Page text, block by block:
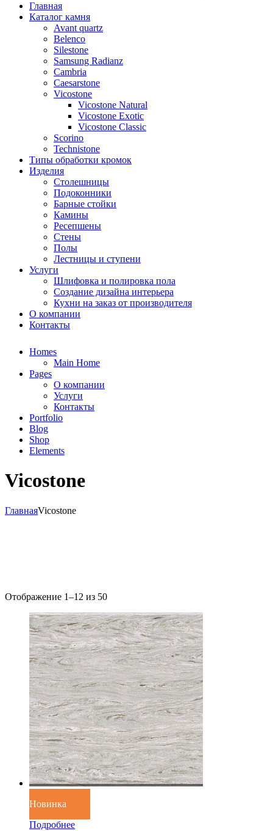
Главная
Каталог камня
Avant quartz
Belenco
Silestone
Samsung Radianz
Сambria
Сaesarstone
Vicostone
Vicostone Natural
Vicostone Exotic
Vicostone Classic
Scorino
Technistone
Типы обработки кромок
Изделия
Столешницы
Подоконники
Барные стойки
Камины
Ресепшены
Стены
Полы
Лестницы и ступени
Услуги
Шлифовка и полировка пола
Создание дизайна интерьера
Кухни на заказ от производителя
О компании
Контакты
Homes
Main Home
Pages
О компании
Услуги
Контакты
Portfolio
Blog
Shop
Elements
Vicostone
ГлавнаяVicostone
Отображение 1–12 из 50
Новинка
Подробнее